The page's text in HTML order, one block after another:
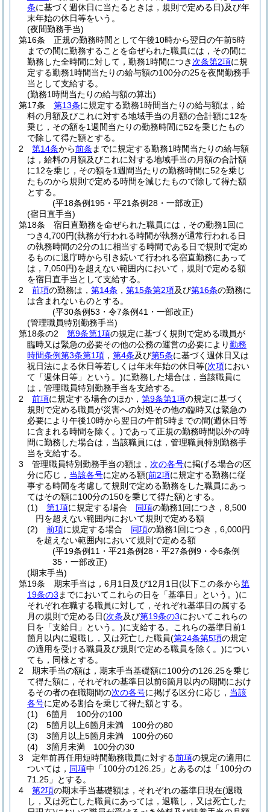
条に基づく週休日に当たるときは，規則で定める日)及び年
末年始の休日等をいう。
(夜間勤務手当)
第16条
正規の勤務時間として午後10時から翌日の午前5時
までの間に勤務することを命ぜられた職員には，その間に
勤務した全時間に対して，勤務1時間につき 次条第2項に規
定する勤務1時間当たりの給与額の100分の25を夜間勤務手
当として支給する。
(勤務1時間当たりの給与額の算出)
第17条
第13条に規定する勤務1時間当たりの給与額は，給
料の月額及びこれに対する地域手当の月額の合計額に12を
乗じ，その額を1週間当たりの勤務時間に52を乗じたもの
で除して得た額とする。
2
第14条から前条 までに規定する勤務1時間当たりの給与額
は，給料の月額及びこれに対する地域手当の月額の合計額
に12を乗じ，その額を1週間当たりの勤務時間に52を乗じ
たものから規則で定める時間を減じたもので除して得た額
とする。
(平18条例195・平21条例28・一部改正)
(宿日直手当)
第18条
宿日直勤務を命ぜられた職員には，その勤務1回に
つき4,700円(執務が行われる時間が執務が通常行われる日
の執務時間の2分の1に相当する時間である日で規則で定め
るものに退庁時から引き続いて行われる宿直勤務にあって
は，7,050円)を超えない範囲内において，規則で定める額
を宿日直手当として支給する。
2
前項の勤務は， 第14条 ， 第15条第2項及び第16条の勤務に
は含まれないものとする。
(平30条例53・令7条例41・一部改正)
(管理職員特別勤務手当)
第18条の2
第9条第1項の規定に基づく規則で定める職員が
臨時又は緊急の必要その他の公務の運営の必要により勤務
時間条例第3条第1項 ， 第4条及び第5条に基づく週休日又は
祝日法による休日等若しくは年末年始の休日等(次項におい
て「週休日等」という。)に勤務した場合は，当該職員に
は，管理職員特別勤務手当を支給する。
2
前項に規定する場合のほか， 第9条第1項の規定に基づく
規則で定める職員が災害への対処その他の臨時又は緊急の
必要により午後10時から翌日の午前5時までの間(週休日等
に含まれる時間を除く。)であって正規の勤務時間以外の時
間に勤務した場合は，当該職員には，管理職員特別勤務手
当を支給する。
3
管理職員特別勤務手当の額は， 次の各号に掲げる場合の区
分に応じ， 当該各号に定める額(前2項に規定する勤務に従
事する時間を考慮して規則で定める勤務をした職員にあっ
てはその額に100分の150を乗じて得た額)とする。
(1)
第1項に規定する場合 同項の勤務1回につき，8,500
円を超えない範囲内において規則で定める額
(2)
前項に規定する場合 同項の勤務1回につき，6,000円
を超えない範囲内において規則で定める額
(平19条例11・平21条例28・平27条例9・令6条例
35・一部改正)
(期末手当)
第19条
期末手当は，6月1日及び12月1日(以下この条から第
19条の3 までにおいてこれらの日を「基準日」という。)に
それぞれ在職する職員に対して，それぞれ基準日の属する
月の規則で定める日(次条及び第19条の3においてこれらの
日を「支給日」という。)に支給する。
これらの基準日前1
箇月以内に退職し，又は死亡した職員(第24条第5項の規定
の適用を受ける職員及び規則で定める職員を除く。)につい
ても，同様とする。
2
期末手当の額は，期末手当基礎額に100分の126.25を乗じ
て得た額に，それぞれの基準日以前6箇月以内の期間におけ
るその者の在職期間の次の各号に掲げる区分に応じ， 当該
各号に定める割合を乗じて得た額とする。
(1)
6箇月 100分の100
(2)
5箇月以上6箇月未満 100分の80
(3)
3箇月以上5箇月未満 100分の60
(4)
3箇月未満 100分の30
3
定年前再任用短時間勤務職員に対する前項の規定の適用に
ついては， 同項中「100分の126.25」とあるのは「100分の
71.25」とする。
4
第2項の期末手当基礎額は，それぞれの基準日現在(退職
し，又は死亡した職員にあっては，退職し，又は死亡した